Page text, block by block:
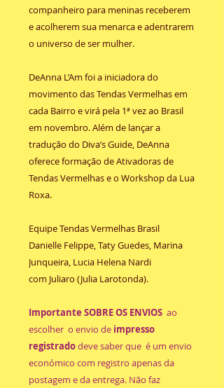
companheiro para meninas receberem
e acolherem sua menarca e adentrarem
o universo de ser mulher.
DeAnna L’Am foi a iniciadora do
movimento das Tendas Vermelhas em
cada Bairro e virá pela 1ª vez ao Brasil
em novembro. Além de lançar a
tradução do Diva’s Guide, DeAnna
oferece formação de Ativadoras de
Tendas Vermelhas e o Workshop da Lua
Roxa.
Equipe Tendas Vermelhas Brasil
Danielle Felippe, Taty Guedes, Marina
Junqueira, Lucia Helena Nardi
com Juliaro (Julia Larotonda).
Importante SOBRE OS ENVIOS ao
escolher o envio de impresso
registradodeve saber que é um envio
económico com registro apenas da
postagem e da entrega. Não faz